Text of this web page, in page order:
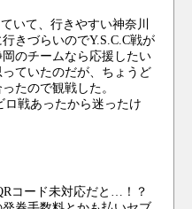
いて、行きやすい神奈川
きづらいのでY.S.C.C戦が
のチームなら応援したい
ていたのだが、ちょうど
たので観戦した。
ロ戦あったから迷ったけ
コード未対応だと…！？